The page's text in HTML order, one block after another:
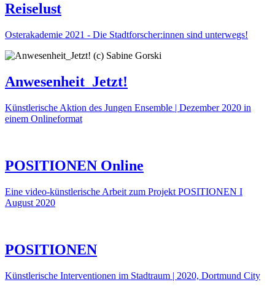
Reiselust
Osterakademie 2021 - Die Stadtforscher:innen sind unterwegs!
Anwesenheit_Jetzt!
Künstlerische Aktion des Jungen Ensemble | Dezember 2020 in
einem Onlineformat
POSITIONEN Online
Eine video-künstlerische Arbeit zum Projekt POSITIONEN I
August 2020
POSITIONEN
Künstlerische Interventionen im Stadtraum | 2020, Dortmund City